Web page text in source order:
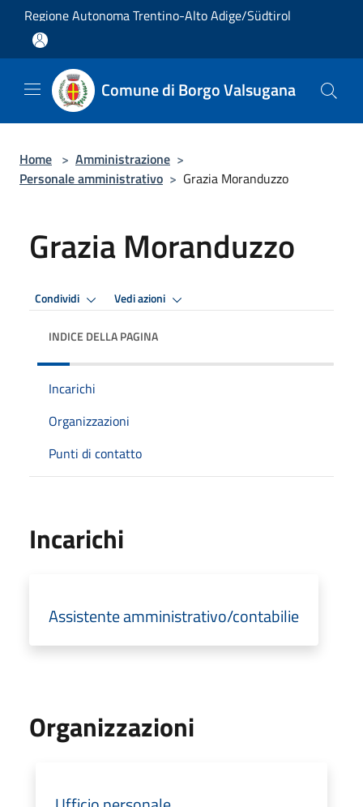
Salta al contenuto principale
Regione Autonoma Trentino-Alto Adige/Südtirol
Comune di Borgo Valsugana
Home > Amministrazione >
Personale amministrativo > Grazia Moranduzzo
Grazia Moranduzzo
Condividi Vedi azioni
INDICE DELLA PAGINA
Incarichi
Organizzazioni
Punti di contatto
Incarichi
Assistente amministrativo/contabilie
Organizzazioni